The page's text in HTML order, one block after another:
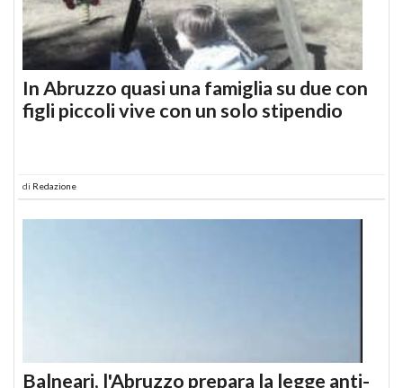
In Abruzzo quasi una famiglia su due con
figli piccoli vive con un solo stipendio
di Redazione
Balneari, l'Abruzzo prepara la legge anti-